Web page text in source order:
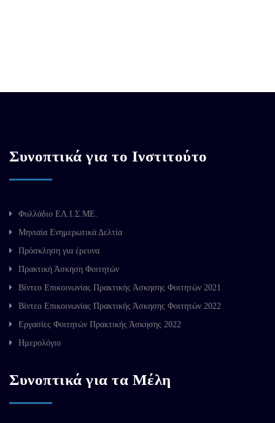
Συνοπτικά για το Ινστιτούτο
Φυλλάδιο ΕΛ.Ι.Σ.ΜΕ.
Μηνιαία Ενημερωτικά Δελτία
Πρόσκληση για έρευνα
Πρακτική Άσκηση Φοιτητών
Βίντεο Επικοινωνίας Πρακτικής Άσκησης Φοιτητών 2021
Βίντεο Επικοινωνίας Πρακτικής Άσκησης Φοιτητών 2022
Εργασίες Φοιτητών Πρακτικής Άσκησης 2022
Ημερολόγιο
Συνοπτικά για τα Μέλη